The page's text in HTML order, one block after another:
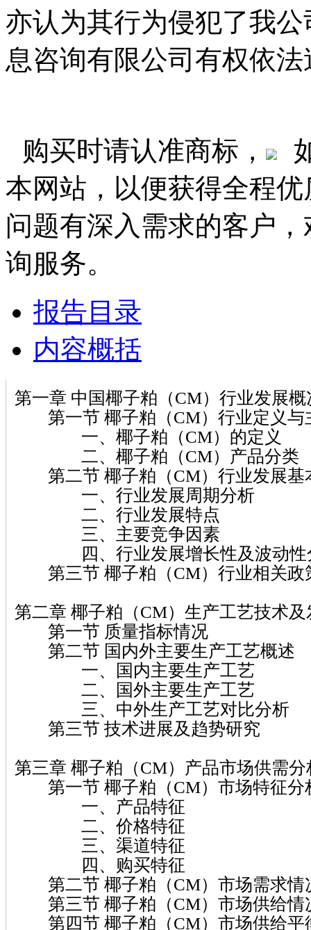
亦认为其行为侵犯了我
息咨询有限公司有权依
购买时请认准商标，
本网站，以便获得全程
问题有深入需求的客户
询服务。
报告目录
内容概括
第一章 中国椰子粕（CM）行业发展概
第一节 椰子粕（CM）行业定义与
一、椰子粕（CM）的定义
二、椰子粕（CM）产品分类
第二节 椰子粕（CM）行业发展基
一、行业发展周期分析
二、行业发展特点
三、主要竞争因素
四、行业发展增长性及波动性
第三节 椰子粕（CM）行业相关政
第二章 椰子粕（CM）生产工艺技术
第一节 质量指标情况
第二节 国内外主要生产工艺概述
一、国内主要生产工艺
二、国外主要生产工艺
三、中外生产工艺对比分析
第三节 技术进展及趋势研究
第三章 椰子粕（CM）产品市场供需分
第一节 椰子粕（CM）市场特征分
一、产品特征
二、价格特征
三、渠道特征
四、购买特征
第二节 椰子粕（CM）市场需求情
第三节 椰子粕（CM）市场供给情
第四节 椰子粕（CM）市场供给平